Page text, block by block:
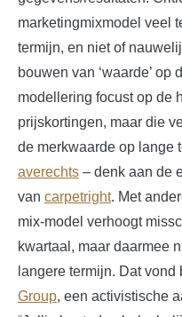
marketingmixmodel veel
termijn, en niet of
bouwen van ‘waarde’ op
modellering focust op de
prijskortingen, maar die
de merkwaarde op lange
averechts – denk aan de
van carpetright. Met
mix-model verhoogt
kwartaal, maar daarmee
langere termijn. Dat
Group, een activistische